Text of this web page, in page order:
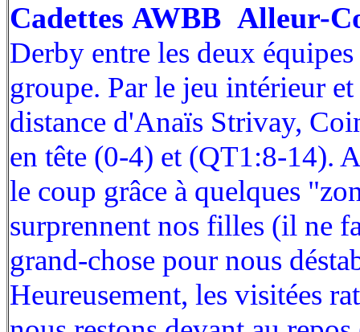
Cadettes AWBB Alleur-
Derby entre les deux
groupe. Par le jeu intérieur
distance d'Anaïs Strivay,
en tête (0-4) et (QT1:8-14).
le coup grâce à quelques
surprennent nos filles (il ne
grand-chose pour nous
Heureusement, les visitées